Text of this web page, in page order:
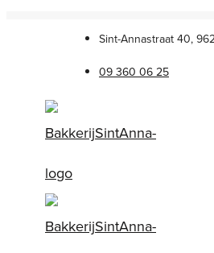
Sint-Annastraat 40,
09 360 06 25